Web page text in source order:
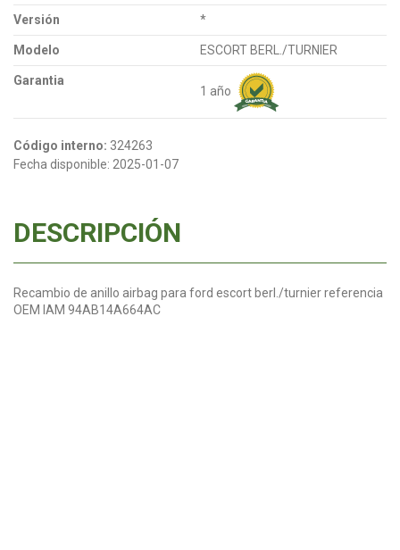
Versión *
Modelo ESCORT BERL./TURNIER
Garantia
1 año
Código interno: 324263
Fecha disponible: 2025-01-07
DESCRIPCIÓN
Recambio de anillo airbag para ford escort berl./turnier referencia
OEM IAM 94AB14A664AC